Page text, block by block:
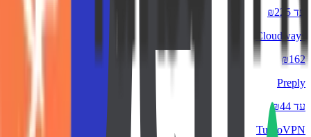
עד ₪225
Cloudways
₪162
Preply
עד ₪44
TurboVPN